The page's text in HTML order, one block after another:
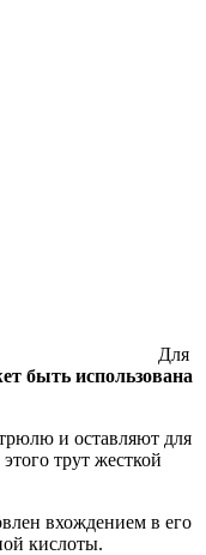
Для
быть использована
и оставляют для
трут жесткой
вхождением в его
кислоты.